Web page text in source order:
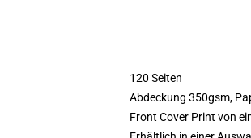
120 Seiten
Abdeckung 350gsm,
Front Cover Print von